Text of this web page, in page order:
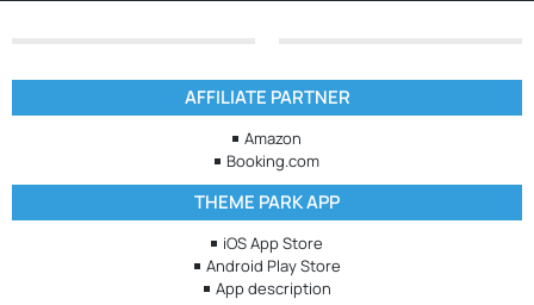
AFFILIATE PARTNER
Amazon
Booking.com
THEME PARK APP
iOS App Store
Android Play Store
App description